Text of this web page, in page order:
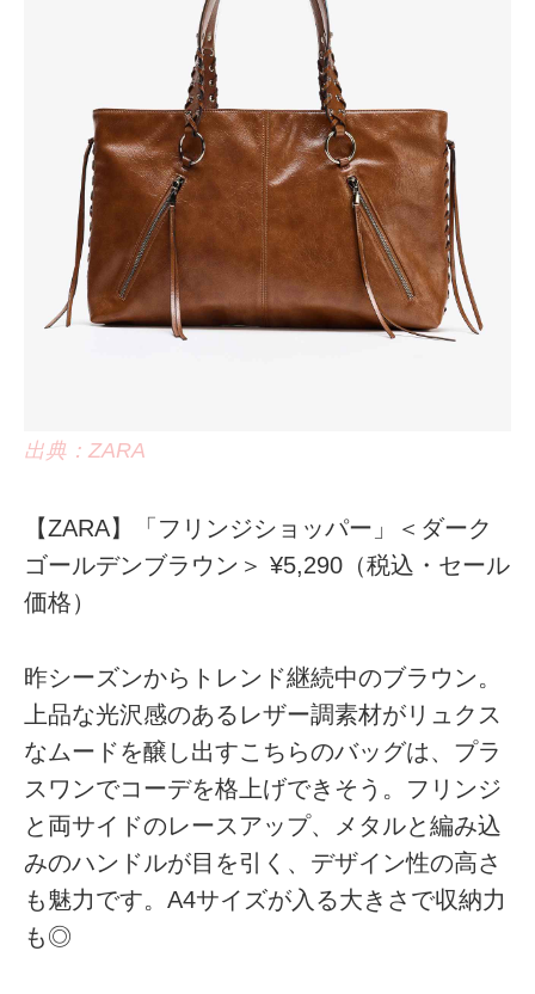
出典：ZARA
【ZARA】「フリンジショッパー」＜ダーク
ゴールデンブラウン＞ ¥5,290（税込・セール
価格）
昨シーズンからトレンド継続中のブラウン。
上品な光沢感のあるレザー調素材がリュクス
なムードを醸し出すこちらのバッグは、プラ
スワンでコーデを格上げできそう。フリンジ
と両サイドのレースアップ、メタルと編み込
みのハンドルが目を引く、デザイン性の高さ
も魅力です。A4サイズが入る大きさで収納力
も◎